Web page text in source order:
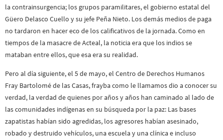
la contrainsurgencia; los grupos paramilitares, el gobierno estatal del
Güero Delasco Cuello y su jefe Peña Nieto. Los demás medios de paga
no tardaron en hacer eco de los calificativos de la jornada. Como en
tiempos de la masacre de Acteal, la noticia era que los indios se
mataban entre ellos, que esa era su realidad.
Pero al día siguiente, el 5 de mayo, el Centro de Derechos Humanos
Fray Bartolomé de las Casas, frayba como le llamamos dio a conocer su
verdad, la verdad de quienes por años y años han caminado al lado de
las comunidades indígenas en su búsqueda por la paz: Las bases
zapatistas habían sido agredidas, los agresores habían asesinado,
robado y destruido vehículos, una escuela y una clínica e incluso